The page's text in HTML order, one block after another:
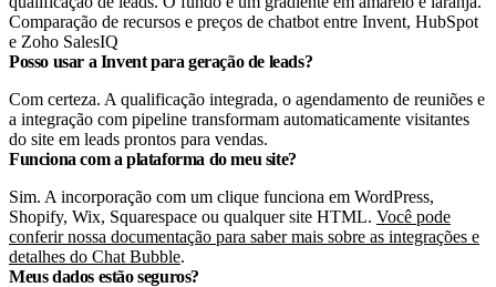
Comparação de recursos e preços de chatbot entre Invent, HubSpot
e Zoho SalesIQ
Posso usar a Invent para geração de leads?
Com certeza. A qualificação integrada, o agendamento de reuniões e
a integração com pipeline transformam automaticamente visitantes
do site em leads prontos para vendas.
Funciona com a plataforma do meu site?
Sim. A incorporação com um clique funciona em WordPress,
Shopify, Wix, Squarespace ou qualquer site HTML. Você pode
conferir nossa documentação para saber mais sobre as integrações e
detalhes do Chat Bubble.
Meus dados estão seguros?